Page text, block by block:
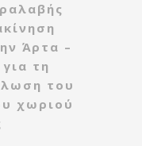
Άρτα –
τη
του
χωριού